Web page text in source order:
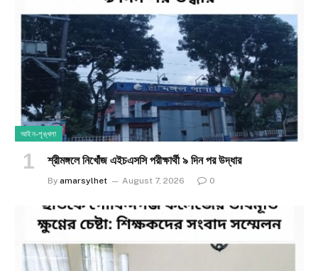
আইন-শৃঙ্খলা
শ্রীমঙ্গলে নিখোঁজ এইচএসসি পরীক্ষার্থী ৯ দিন পর উদ্ধার
By amarsylhet August 7, 2026 0